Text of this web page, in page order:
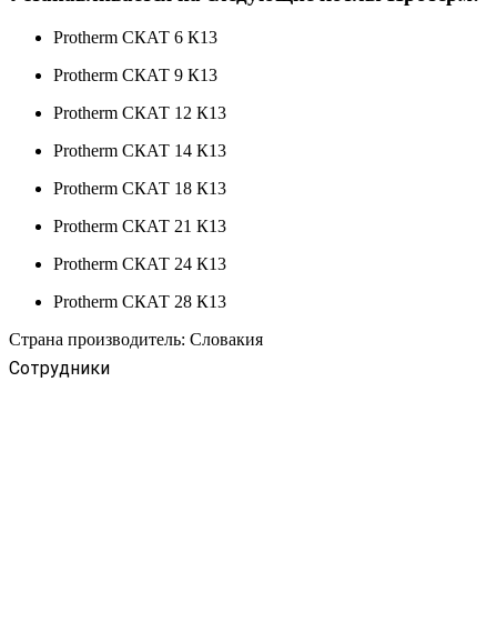
Protherm СКАТ 6 К13
Protherm СКАТ 9 К13
Protherm СКАТ 12 К13
Protherm СКАТ 14 К13
Protherm СКАТ 18 К13
Protherm СКАТ 21 К13
Protherm СКАТ 24 К13
Protherm СКАТ 28 К13
Страна производитель: Словакия
Сотрудники